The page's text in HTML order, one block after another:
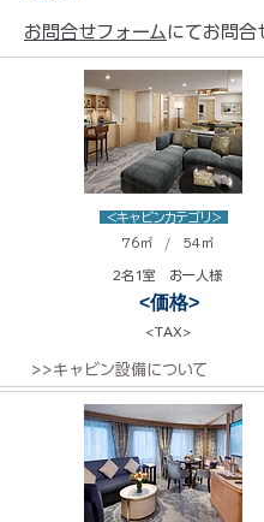
お問合せフォームにてお問合
<キャビンカテゴリ>
76㎡ / 54㎡
2名1室 お一人様
<価格>
<TAX>
>>キャビン設備について